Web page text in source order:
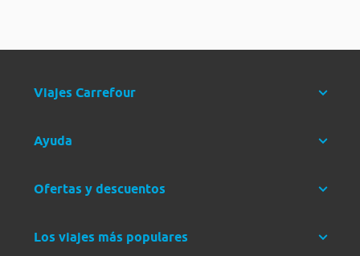
Viajes Carrefour
Ayuda
Ofertas y descuentos
Los viajes más populares